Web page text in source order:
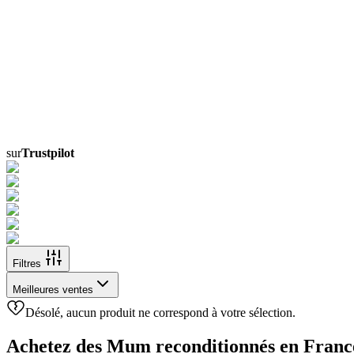
surTrustpilot
Filtres
Meilleures ventes
Désolé, aucun produit ne correspond à votre sélection.
Achetez des Mum reconditionnés en